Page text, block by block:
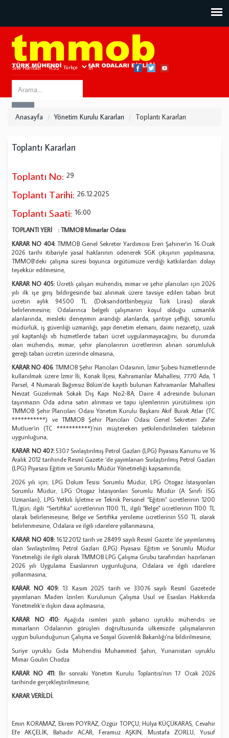
Site Haritası RSS Bize Ulaşın
Search
this
Anasayfa Yönetim Kurulu Kararları Toplantı Kararları
Toplantı Kararları
Toplantı No: 29
Toplantı Tarihi: 26.12.2025
Toplantı Saati: 16:00
TOPLANTI YERİ : TMMOB Mimarlar Odası
KARAR NO 404:TMMOB Genel Sekreter Yardımcısı Eren Şahiner’in 16 Ocak
2026 tarihi itibariyle yasal haklarının ödenerek SGK çıkışının yapılmasına,
TMMOB'deki çalışma süresi boyunca örgütümüze verdiği katkılardan dolayı
teşekkür edilmesine,
KARAR NO 405: Ücretli çalışan mühendis, mimar ve şehir plancıları için 2026
yılı ilk işe giriş bildirgesinde baz alınmak üzere tavsiye edilen taban brüt
ücretin aylık 94.500 TL (Doksandörtbinbeşyüz Türk Lirası) olarak
belirlenmesine; Odalarınca belgeli çalışmanın koşul olduğu uzmanlık
alanlarında, mesleki deneyimin arandığı alanlarda, şantiye şefliği, sorumlu
müdürlük, iş güvenliği uzmanlığı, yapı denetim elemanı, daimi nezaretçi, uzak
yol kaptanlığı vb. hizmetlerde taban ücret uygulanmayacağını, bu durumda
olan mühendis, mimar, şehir plancılarının ücretlerinin alınan sorumluluk
gereği taban ücretin üzerinde olmasına,
KARAR NO 406: TMMOB Şehir Plancıları Odasının, İzmir Şubesi hizmetlerinde
kullanılmak üzere İzmir İli, Konak İlçesi, Kahramanlar Mahallesi, 7770 Ada, 1
Parsel, 4 Numaralı Bağımsız Bölüm’de kayıtlı bulunan Kahramanlar Mahallesi
Nevzat Güzelırmak Sokak Dış Kapı No:2-8A, Daire 4 adresinde bulunan
taşınmazın Oda adına satın alınması ve tapu işlemlerinin yürütülmesi için
TMMOB Şehir Plancıları Odası Yönetim Kurulu Başkanı Akif Burak Atlar (TC
***********) ve TMMOB Şehir Plancıları Odası Genel Sekreteri Zafer
Mutluer’in (TC ***********)’nin müştereken yetkilendirilmeleri talebinin
uygunluğuna,
KARAR NO 407:5307 Sıvılaştırılmış Petrol Gazları (LPG) Piyasası Kanunu ve 16
Aralık 2012 tarihinde Resmî Gazete ’de yayımlanan Sıvılaştırılmış Petrol Gazları
(LPG) Piyasası Eğitim ve Sorumlu Müdür Yönetmeliği kapsamında;
2026 yılı için; LPG Dolum Tesisi Sorumlu Müdür, LPG Otogaz İstasyonları
Sorumlu Müdür, LPG Otogaz İstasyonları Sorumlu Müdür (A Sınıfı İSG
Uzmanları), LPG Yetkili İşletme ve Teknik Personel “Eğitim” ücretlerinin 1200
TL/gün; ilgili “Sertifika” ücretlerinin 1100 TL, ilgili "Belge" ücretlerinin 1100 TL
olarak belirlenmesine, Belge ve Sertifika yenileme ücretlerinin 550 TL olarak
belirlenmesine, Odalara ve ilgili idarelere yollanmasına,
KARAR NO 408: 16.12.2012 tarih ve 28499 sayılı Resmî Gazete ‘de yayımlanmış
olan Sıvılaştırılmış Petrol Gazları (LPG) Piyasası Eğitim ve Sorumlu Müdür
Yönetmeliği ile ilgili olarak TMMOB LPG Çalışma Grubu tarafından hazırlanan
2026 yılı Uygulama Esaslarının uygunluğuna, Odalara ve ilgili idarelere
yollanmasına,
KARAR NO 409:13 Kasım 2025 tarih ve 33076 sayılı Resmî Gazetede
yayımlanan Maden İzinleri Kurulunun Çalışma Usul ve Esasları Hakkında
Yönetmelik’e ilişkin dava açılmasına,
KARAR NO 410:Aşağıda isimleri yazılı yabancı uyruklu mühendis ve
mimarların Odalarının görüşleri doğrultusunda ülkemizde çalışmalarının
uygun bulunduğunun Çalışma ve Sosyal Güvenlik Bakanlığı'na bildirilmesine,
Suriye uyruklu Gıda Mühendisi Muhammed Şahin, Yunanistan uyruklu
Mimar Goulin Chodza
KARAR NO 411: Bir sonraki Yönetim Kurulu Toplantısı’nın 17 Ocak 2026
tarihinde gerçekleştirilmesine,
KARAR VERİLDİ.
Emin KORAMAZ, Ekrem POYRAZ, Özgür TOPÇU, Hülya KÜÇÜKARAS, Cevahir
Efe AKÇELİK, Bahadır ACAR, Feramuz AŞKIN, Mustafa ZORLU, Yusuf